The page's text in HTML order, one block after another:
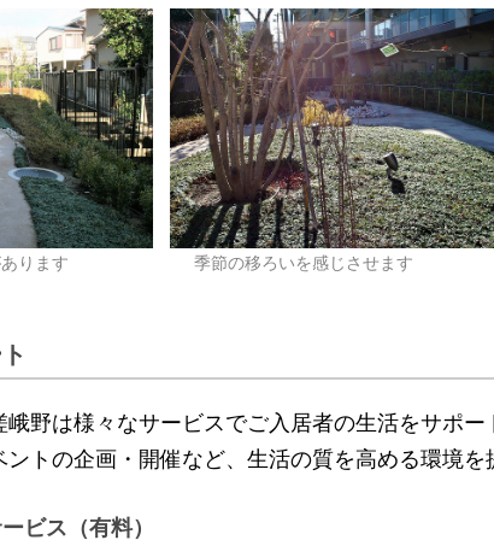
ります 季節の移ろいを感じさせます
峨野は様々なサービスでご入居者の生活をサポ
トの企画・開催など、生活の質を高める環境を
ビス（有料）